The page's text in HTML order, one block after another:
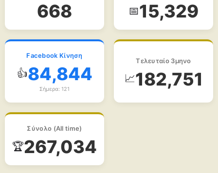
668 📅15,329
Facebook Κίνηση
👍84,844
Σήμερα: 121
Τελευταίο 3μηνο
📈182,751
Σύνολο (All time)
🏆267,034